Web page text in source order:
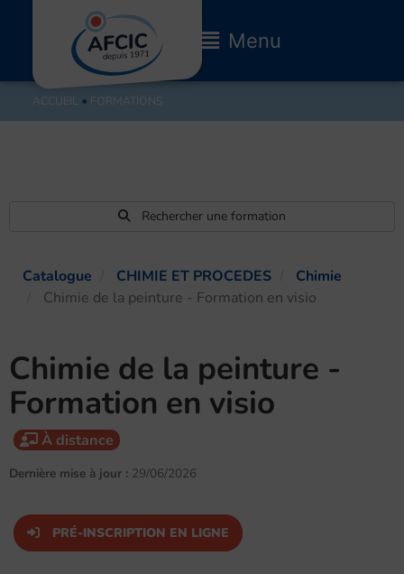
Main
Menu
Menu
ACCUEIL ● FORMATIONS
Rechercher une formation
Catalogue CHIMIE ET PROCEDES
Chimie
Chimie de la peinture - Formation en visio
Chimie de la peinture -
Formation en visio
À distance
Dernière mise à jour : 29/06/2026
PRÉ-INSCRIPTION EN LIGNE